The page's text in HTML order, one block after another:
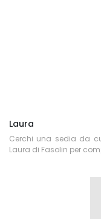
Laura
Cerchi una sedia da
Laura di Fasolin per